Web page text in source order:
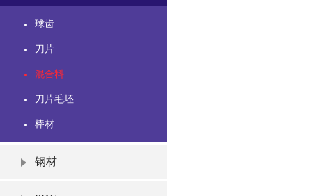
球齿
刀片
混合料
刀片毛坯
棒材
钢材